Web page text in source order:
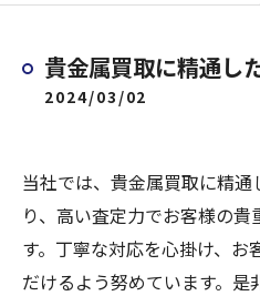
貴金属買取に精通し
2024/03/02
当社では、貴金属買取に精
り、高い査定力でお客様の
す。丁寧な対応を心掛け、お
だけるよう努めています。是